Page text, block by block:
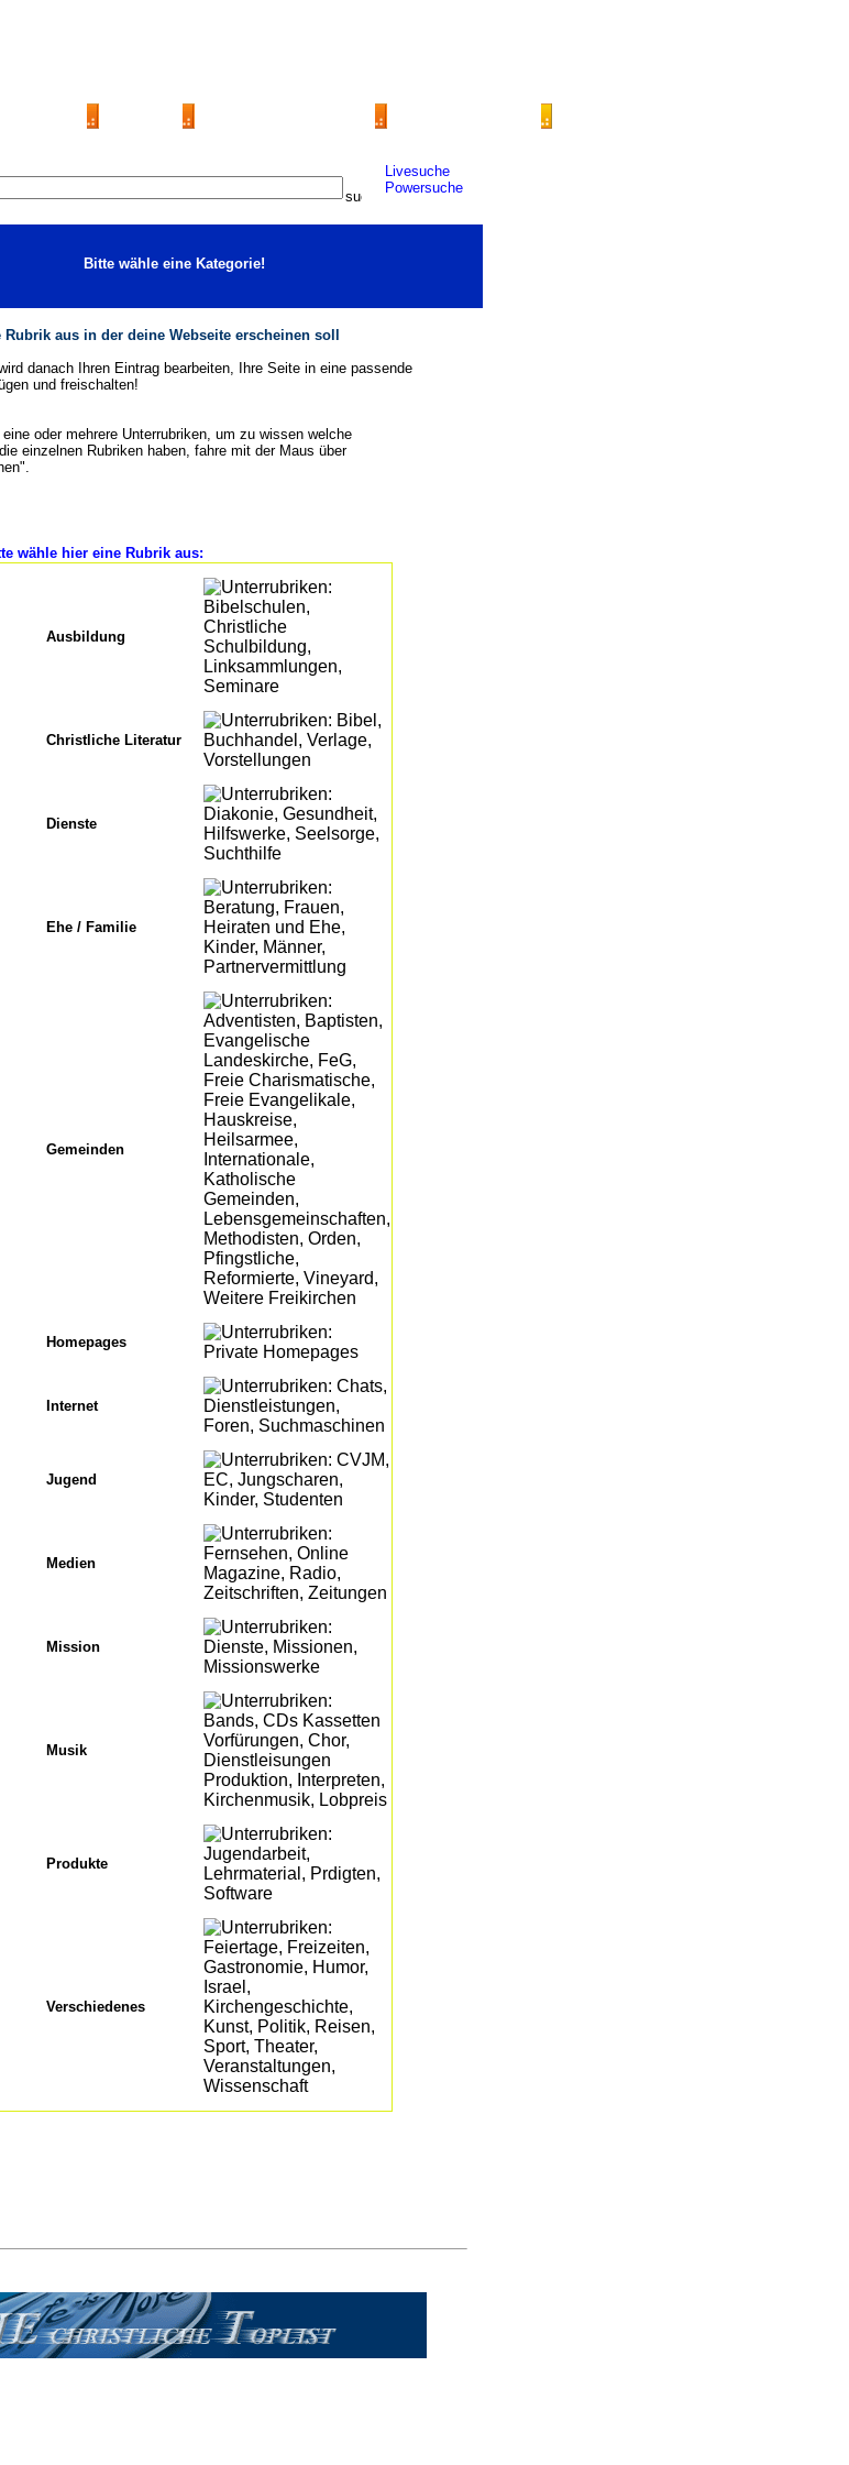
Livesuche
Powersuche
Bitte wähle eine Kategorie!
Rubrik aus in der deine Webseite erscheinen soll
danach Ihren Eintrag bearbeiten, Ihre Seite in eine passende
und freischalten!
oder mehrere Unterrubriken, um zu wissen welche
einzelnen Rubriken haben, fahre mit der Maus über
wähle hier eine Rubrik aus:
Ausbildung
Christliche Literatur
Dienste
Ehe / Familie
Gemeinden
Homepages
Internet
Jugend
Medien
Mission
Musik
Produkte
Verschiedenes